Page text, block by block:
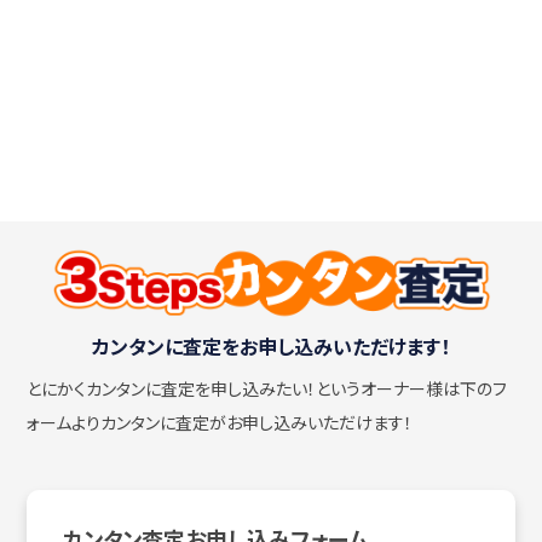
カンタンに査定をお申し込みいただけます！
とにかくカンタンに査定を申し込みたい！ というオーナー様は下のフ
ォームよりカンタンに査定がお申し込みいただけます！